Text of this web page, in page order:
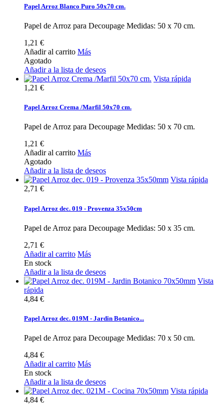
Papel Arroz Blanco Puro 50x70 cm.
Papel de Arroz para Decoupage Medidas: 50 x 70 cm.
1,21 €
Añadir al carrito Más
Agotado
Añadir a la lista de deseos
Vista rápida
1,21 €
Papel Arroz Crema /Marfil 50x70 cm.
Papel de Arroz para Decoupage Medidas: 50 x 70 cm.
1,21 €
Añadir al carrito Más
Agotado
Añadir a la lista de deseos
Vista rápida
2,71 €
Papel Arroz dec. 019 - Provenza 35x50cm
Papel de Arroz para Decoupage Medidas: 50 x 35 cm.
2,71 €
Añadir al carrito Más
En stock
Añadir a la lista de deseos
Vista
rápida
4,84 €
Papel Arroz dec. 019M - Jardin Botanico...
Papel de Arroz para Decoupage Medidas: 70 x 50 cm.
4,84 €
Añadir al carrito Más
En stock
Añadir a la lista de deseos
Vista rápida
4,84 €